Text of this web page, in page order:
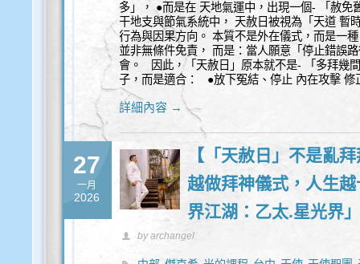
多」， ●而是在 天地氣運中，出現一個- 「赦
干地支與節氣系統中， 天赦日被視為「天道 暫
行為與因果方向。 本質不是外在儀式，而是一
並非無條件免責， 而是：當人願意「停止錯誤
會。 因此，「天赦日」原本就不是- 「多拜幾
子，而是適合： ●放下冤結、停止 內在攻擊 修
詳細內容 →
27
一月
2026
【「天赦日」不是亂
越做拜神儀式，人生
界江湖：乙太.星光界
by archangel